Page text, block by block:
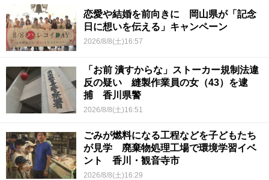
恋愛や結婚を前向きに 岡山県が「記念
日に想いを伝える」キャンペーン
2026/8/8(土)16:57
「お前 潰すからな」ストーカー規制法違
反の疑い 縫製作業員の女（43）を逮
捕 香川県警
2026/8/8(土)16:51
ごみが燃料になる工程などを子どもたち
が見学 廃棄物処理工場で環境学習イベ
ント 香川・観音寺市
2026/8/8(土)16:29